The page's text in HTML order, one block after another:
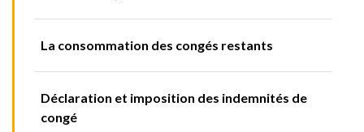
La consommation des congés restants
Déclaration et imposition des indemnités de
congé